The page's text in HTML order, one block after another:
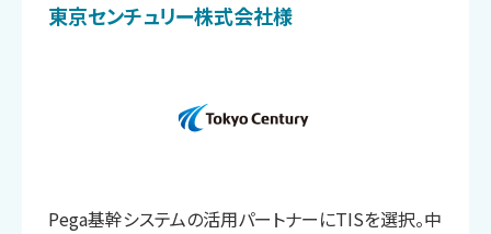
東京センチュリー株式会社様
Pega基幹システムの活用パートナーにTISを選択。中